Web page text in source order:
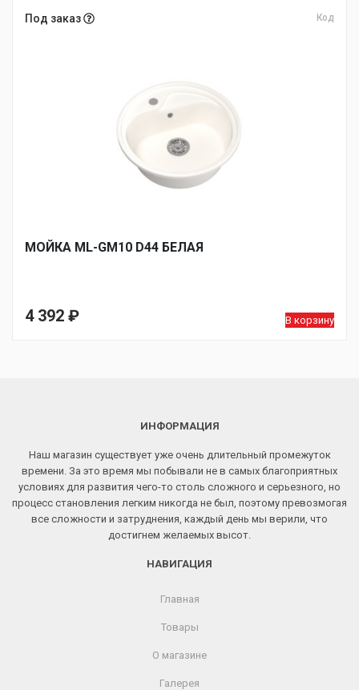
Под заказ Код
МОЙКA ML-GM10 D44 БЕЛАЯ
4 392 ₽ В корзину
ИНФОРМАЦИЯ
Наш магазин существует уже очень длительный промежуток
времени. За это время мы побывали не в самых благоприятных
условиях для развития чего-то столь сложного и серьезного, но
процесс становления легким никогда не был, поэтому превозмогая
все сложности и затруднения, каждый день мы верили, что
достигнем желаемых высот.
НАВИГАЦИЯ
Главная
Товары
О магазине
Галерея